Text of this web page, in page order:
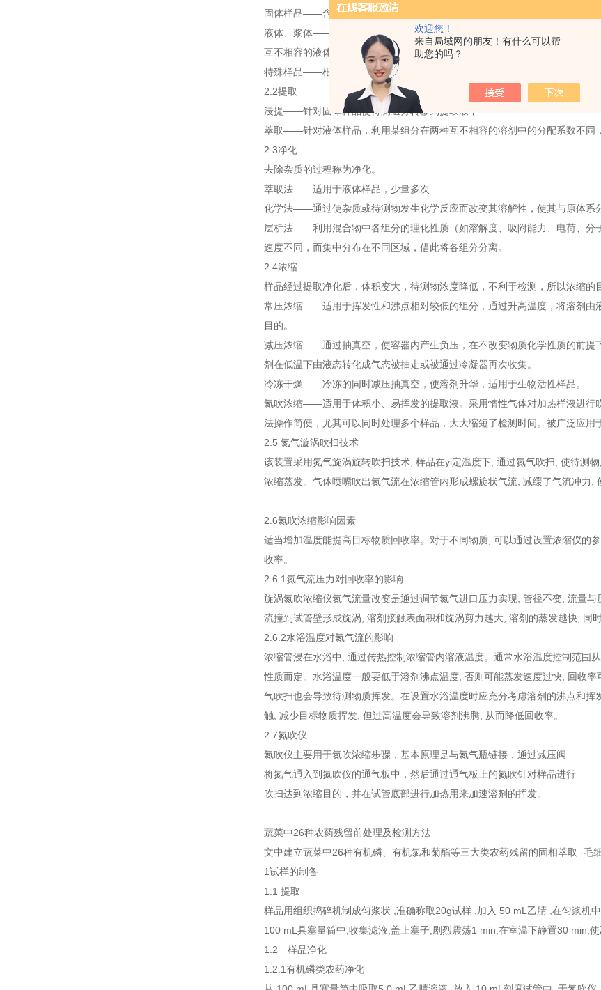
欢迎您！
来自局域网的朋友！有什么可以帮
助您的吗？
固体样品——含水较低，粉碎过筛。含水量较高取食用部分切碎或先烘干后粉
液体、浆体——搅拌混合均匀
互不相容的液体——先分离再取样
特殊样品——根据实验要求特殊处理
2.2提取
浸提——针对固体样品使待测组分转移到提取液中
萃取——针对液体样品，利用某组分在两种互不相容的溶剂中的分配系数不同
2.3净化
去除杂质的过程称为净化。
萃取法——适用于液体样品，少量多次
化学法——通过使杂质或待测物发生化学反应而改变其溶解性，使其与原体系
层析法——利用混合物中各组分的理化性质（如溶解度、吸附能力、电荷、分
速度不同，而集中分布在不同区域，借此将各组分分离。
2.4浓缩
样品经过提取净化后，体积变大，待测物浓度降低，不利于检测，所以浓缩的
常压浓缩——适用于挥发性和沸点相对较低的组分，通过升高温度，将溶剂由
目的。
减压浓缩——通过抽真空，使容器内产生负压，在不改变物质化学性质的前提
剂在低温下由液态转化成气态被抽走或被通过冷凝器再次收集。
冷冻干燥——冷冻的同时减压抽真空，使溶剂升华，适用于生物活性样品。
氮吹浓缩——适用于体积小、易挥发的提取液。采用惰性气体对加热样液进行
法操作简便，尤其可以同时处理多个样品，大大缩短了检测时间。被广泛应用
2.5 氮气漩涡吹扫技术
该装置采用氮气旋涡旋转吹扫技术, 样品在yi定温度下, 通过氮气吹扫, 使待测
浓缩蒸发。气体喷嘴吹出氮气流在浓缩管内形成螺旋状气流, 减缓了气流冲力,
2.6氮吹浓缩影响因素
适当增加温度能提高目标物质回收率。对于不同物质, 可以通过设置浓缩仪的
收率。
2.6.1氮气流压力对回收率的影响
旋涡氮吹浓缩仪氮气流量改变是通过调节氮气进口压力实现, 管径不变, 流量
流撞到试管壁形成旋涡, 溶剂接触表面积和旋涡剪力越大, 溶剂的蒸发越快, 同
2.6.2水浴温度对氮气流的影响
浓缩管浸在水浴中, 通过传热控制浓缩管内溶液温度。通常水浴温度控制范
性质而定。水浴温度一般要低于溶剂沸点温度, 否则可能蒸发速度过快, 回收
气吹扫也会导致待测物质挥发。在设置水浴温度时应充分考虑溶剂的沸点和
触, 减少目标物质挥发, 但过高温度会导致溶剂沸腾, 从而降低回收率。
2.7氮吹仪
氮吹仪主要用于氮吹浓缩步骤，基本原理是与氮气瓶链接，通过减压阀
将氮气通入到氮吹仪的通气板中，然后通过通气板上的氮吹针对样品进行
吹扫达到浓缩目的，并在试管底部进行加热用来加速溶剂的挥发。
蔬菜中26种农药残留前处理及检测方法
文中建立蔬菜中26种有机磷、有机氯和菊酯等三大类农药残留的固相萃取 -毛
1试样的制备
1.1 提取
样品用组织捣碎机制成匀浆状 ,准确称取20g试样 ,加入 50 mL乙腈 ,在匀浆机
100 mL具塞量筒中,收集滤液,盖上塞子,剧烈震荡1 min,在室温下静置30 min,使
1.2 样品净化
1.2.1有机磷类农药净化